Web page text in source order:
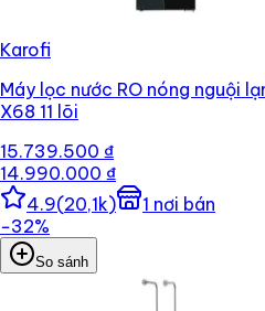
Karofi
Máy lọc nước RO nóng nguội
X68 11 lõi
15.739.500 ₫
14.990.000 ₫
4.9(20,1k) 1 nơi bán
−32%
So sánh